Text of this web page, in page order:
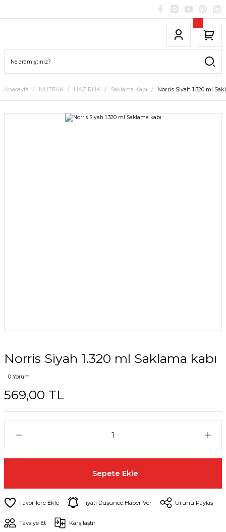
Anasayfa MUTFAK HAZIRLIK Saklama Kabı Norris Siyah 1.320 ml
Norris Siyah 1.320 ml Saklama kabı
0 Yorum
569,00 TL
Sepete Ekle
Fiyatı Düşünce Haber Ver Ürünü Paylaş
Tavsiye Et Karşılaştır